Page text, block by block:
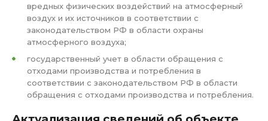
вредных физических воздействий на атмосферный
воздух и их источников в соответствии с
законодательством РФ в области охраны
атмосферного воздуха;
государственный учет в области обращения с
отходами производства и потребления в
соответствии с законодательством РФ в области
обращения с отходами производства и потребления.